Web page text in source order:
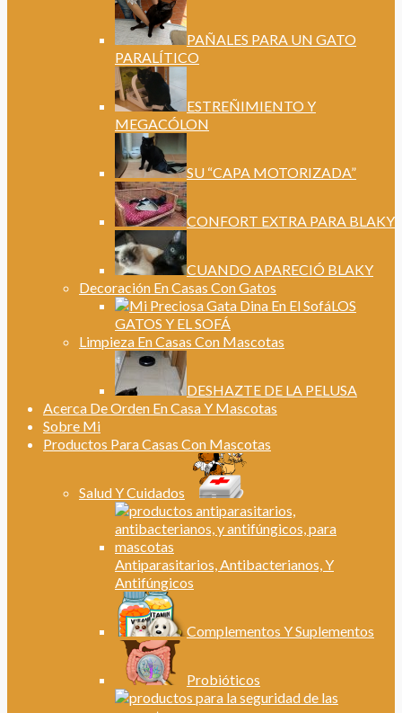
PAÑALES PARA UN GATO
PARALÍTICO
ESTREÑIMIENTO Y
MEGACÓLON
SU “CAPA MOTORIZADA”
CONFORT EXTRA PARA BLAKY
CUANDO APARECIÓ BLAKY
Decoración En Casas Con Gatos
LOS
GATOS Y EL SOFÁ
Limpieza En Casas Con Mascotas
DESHAZTE DE LA PELUSA
Acerca De Orden En Casa Y Mascotas
Sobre Mi
Productos Para Casas Con Mascotas
Salud Y Cuidados
Antiparasitarios, Antibacterianos, Y
Antifúngicos
Complementos Y Suplementos
Probióticos